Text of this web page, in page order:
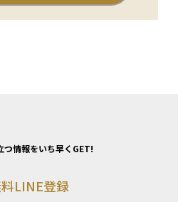
つ情報をいち早くGET!
LINE登録